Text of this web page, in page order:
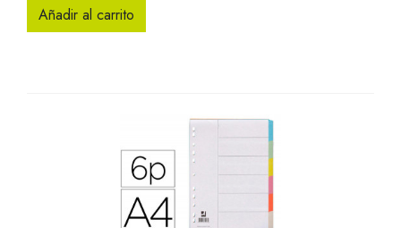
Añadir al carrito